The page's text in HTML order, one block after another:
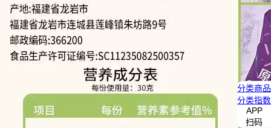
分类商品
分类指数
APP
扫码